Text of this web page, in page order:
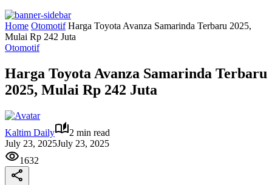
Home Otomotif Harga Toyota Avanza Samarinda Terbaru 2025,
Mulai Rp 242 Juta
Otomotif
Harga Toyota Avanza Samarinda Terbaru
2025, Mulai Rp 242 Juta
Kaltim Daily
2 min read
July 23, 2025July 23, 2025
1632